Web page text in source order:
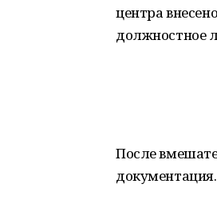
центра
должностное
После
документация.